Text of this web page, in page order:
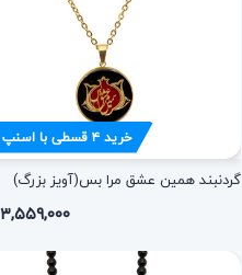
خرید۴قسطی با
گردنبند همین عشق مرا بس(آویز بزرگ)
۳,۵۵۹,۰۰۰ تومان